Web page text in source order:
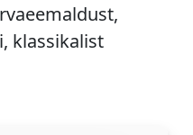
klassikalist